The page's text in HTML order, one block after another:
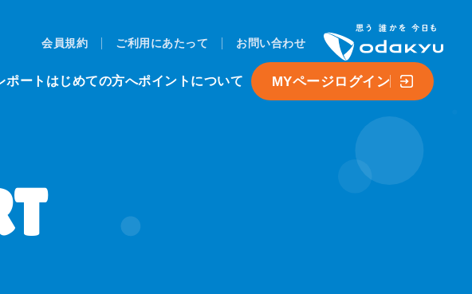
ポート はじめての方へポイントについて MYページログイン
会員規約 ご利用にあたって お問い合わせ